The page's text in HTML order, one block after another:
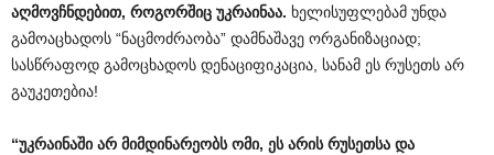
აღმოვჩნდებით, როგორშიც უკრაინაა. ხელისუფლებამ უნდა
გამოაცხადოს “ნაცმოძრაობა” დამნაშავე ორგანიზაციად;
სასწრაფოდ გამოცხადოს დენაციფიკაცია, სანამ ეს რუსეთს არ
გაუკეთებია!
“უკრაინაში არ მიმდინარეობს ომი, ეს არის რუსეთსა და